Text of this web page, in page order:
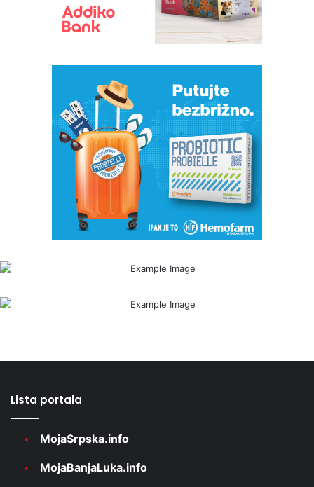
Lista portala
MojaSrpska.info
MojaBanjaLuka.info